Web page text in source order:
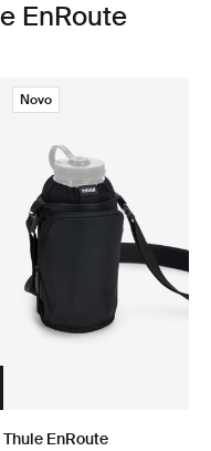
EnRoute
Novo
Thule EnRoute